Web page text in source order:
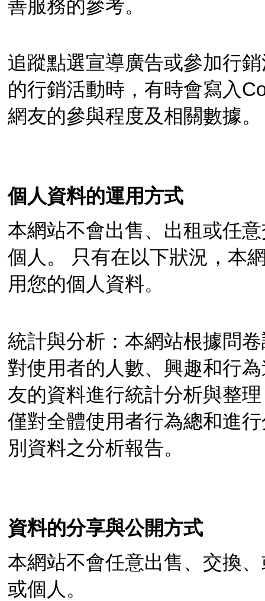
善服務的參考。
追蹤點選宣導廣告或參加行
的行銷活動時，有時會寫入
網友的參與程度及相關數據。
個人資料的運用方式
本網站不會出售、出租或任
個人。 只有在以下狀況，本
用您的個人資料。
統計與分析：本網站根據問
對使用者的人數、興趣和行
友的資料進行統計分析與整
僅對全體使用者行為總和進
別資料之分析報告。
資料的分享與公開方式
本網站不會任意出售、交換
或個人。